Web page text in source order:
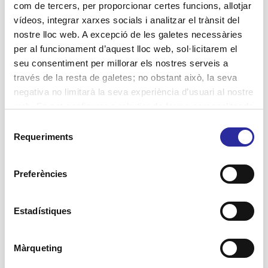
com de tercers, per proporcionar certes funcions, allotjar
vídeos, integrar xarxes socials i analitzar el trànsit del
nostre lloc web. A excepció de les galetes necessàries
per al funcionament d’aquest lloc web, sol·licitarem el
seu consentiment per millorar els nostres serveis a
través de la resta de galetes; no obstant això, la seva
negativa no limitarà la seva experiència d’usuari al nostre
consultar la nostra
Requeriments
Preferències
Estadístiques
Màrqueting
gent gran: Entrevista a
Christopher Yeste
Amb motiu del Dia de la Psicologia, a Accent
Social hem volgut posar en valor la feina que
fa de l’equip de psicòlegs als centres per a la